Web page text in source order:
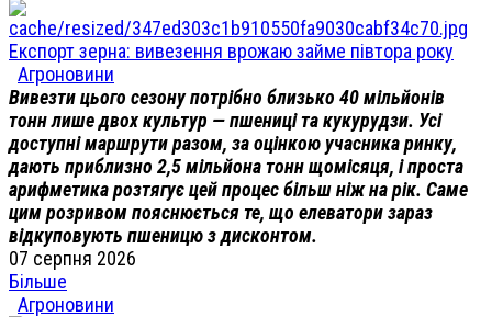
Експорт зерна: вивезення врожаю займе півтора року
Агроновини
Вивезти цього сезону потрібно близько 40 мільйонів
тонн лише двох культур — пшениці та кукурудзи. Усі
доступні маршрути разом, за оцінкою учасника ринку,
дають приблизно 2,5 мільйона тонн щомісяця, і проста
арифметика розтягує цей процес більш ніж на рік. Саме
цим розривом пояснюється те, що елеватори зараз
відкуповують пшеницю з дисконтом.
07 серпня 2026
Більше
Агроновини